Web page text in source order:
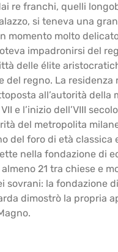
re franchi, quelli
si teneva una
molto
impadronirsi del
delle élite
regno. La
all’autorità della
e l’inizio dell’VIII
del metropolita
del foro di età
nella fondazione di
21 tra chiese e
la fondazione
dimostrò la propria